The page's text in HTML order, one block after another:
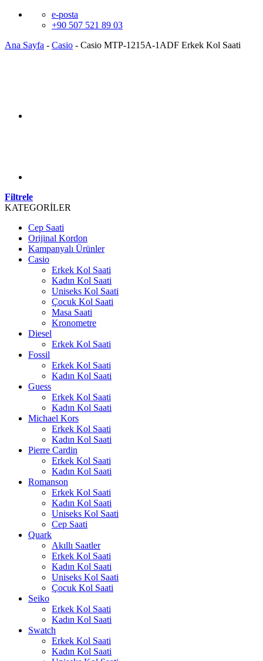
e-posta
+90 507 521 89 03
Ana Sayfa - Casio - Casio MTP-1215A-1ADF Erkek Kol Saati
Filtrele
KATEGORİLER
Cep Saati
Orijinal Kordon
Kampanyalı Ürünler
Casio
Erkek Kol Saati
Kadın Kol Saati
Uniseks Kol Saati
Çocuk Kol Saati
Masa Saati
Kronometre
Diesel
Erkek Kol Saati
Fossil
Erkek Kol Saati
Kadın Kol Saati
Guess
Erkek Kol Saati
Kadın Kol Saati
Michael Kors
Erkek Kol Saati
Kadın Kol Saati
Pierre Cardin
Erkek Kol Saati
Kadın Kol Saati
Romanson
Erkek Kol Saati
Kadın Kol Saati
Uniseks Kol Saati
Cep Saati
Quark
Akıllı Saatler
Erkek Kol Saati
Kadın Kol Saati
Uniseks Kol Saati
Çocuk Kol Saati
Seiko
Erkek Kol Saati
Kadın Kol Saati
Swatch
Erkek Kol Saati
Kadın Kol Saati